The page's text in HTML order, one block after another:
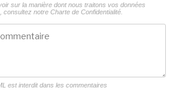
sur la manière dont nous traitons vos données
consultez notre Charte de Confidentialité.
est interdit dans les commentaires